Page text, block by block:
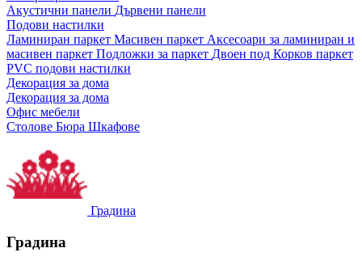
Акустични панели Дървени панели
Подови настилки
Ламиниран паркет Масивен паркет Аксесоари за ламиниран и
масивен паркет Подложки за паркет Двоен под Корков паркет
PVC подови настилки
Декорация за дома
Декорация за дома
Офис мебели
Столове Бюра Шкафове
Градина
Градина